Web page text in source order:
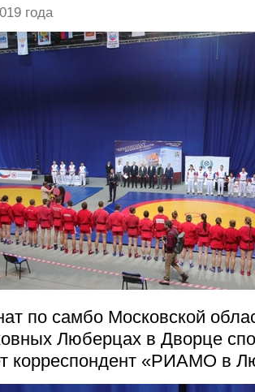
года
по самбо Московской
Люберцах в Дворце
корреспондент «РИАМО в